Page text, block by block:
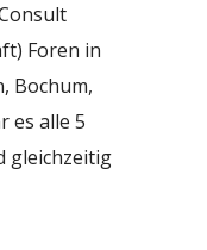
Foren in
Bochum,
es alle 5
gleichzeitig